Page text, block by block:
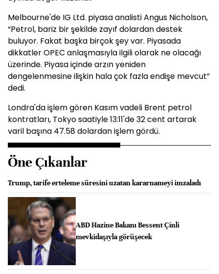
Melbourne'de IG Ltd. piyasa analisti Angus Nicholson,
“Petrol, bariz bir şekilde zayıf dolardan destek
buluyor. Fakat başka birçok şey var. Piyasada
dikkatler OPEC anlaşmasıyla ilgili olarak ne olacağı
üzerinde. Piyasa içinde arzın yeniden
dengelenmesine ilişkin hala çok fazla endişe mevcut”
dedi.
Londra'da işlem gören Kasım vadeli Brent petrol
kontratları, Tokyo saatiyle 13:11'de 32 cent artarak
varil başına 47.58 dolardan işlem gördü.
Öne Çıkanlar
Trump, tarife erteleme süresini uzatan kararnameyi imzaladı
ABD Hazine Bakanı Bessent Çinli
mevkidaşıyla görüşecek